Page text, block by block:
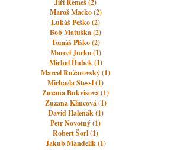
Jiří Remeš (2)
Maroš Macko (2)
Lukáš Peško (2)
Bob Matuška (2)
Tomáš Plško (2)
Marcel Jurko (1)
Michal Ďubek (1)
Marcel Ružarovský (1)
Michaela Stessl (1)
Zuzana Bukvisova (1)
Zuzana Klincová (1)
David Halenák (1)
Petr Novotný (1)
Robert Šorl (1)
Jakub Mandelík (1)